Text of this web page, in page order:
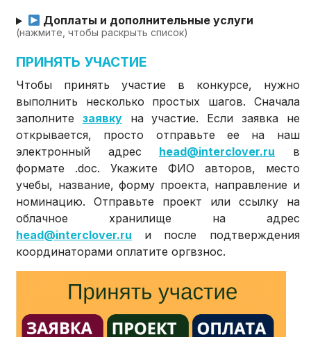
Доплаты и дополнительные услуги
(нажмите, чтобы раскрыть список)
ПРИНЯТЬ УЧАСТИЕ
Чтобы принять участие в конкурсе, нужно
выполнить несколько простых шагов. Сначала
заполните заявкуна участие. Если заявка не
открывается, просто отправьте ее на наш
электронный адрес head@interclover.ru в
формате .doc. Укажите ФИО авторов, место
учебы, название, форму проекта, направление и
номинацию. Отправьте проект или ссылку на
облачное хранилище на адрес
head@interclover.ru и после подтверждения
координаторами оплатите оргвзнос.